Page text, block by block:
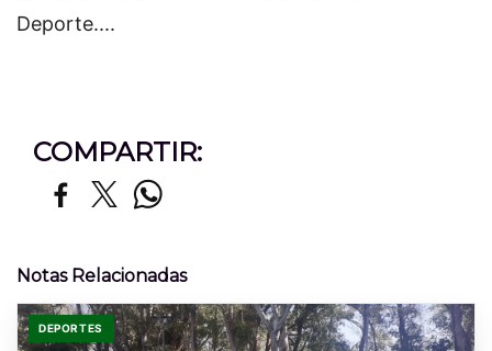
Deporte....
COMPARTIR:
Notas Relacionadas
DEPORTES